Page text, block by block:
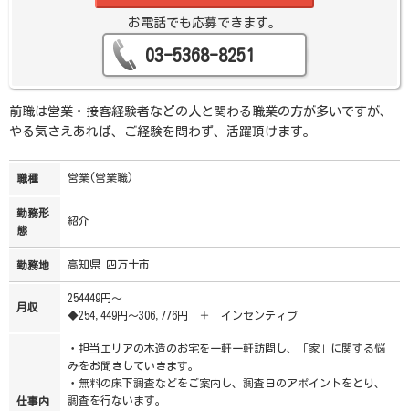
お電話でも応募できます。
03-5368-8251
前職は営業・接客経験者などの人と関わる職業の方が多いですが、
やる気さえあれば、ご経験を問わず、活躍頂けます。
職種 営業(営業職)
勤務形
態
紹介
勤務地 高知県 四万十市
月収
254449円～
◆254,449円～306,776円 ＋ インセンティブ
仕事内
・担当エリアの木造のお宅を一軒一軒訪問し、「家」に関する悩
みをお聞きしていきます。
・無料の床下調査などをご案内し、調査日のアポイントをとり、
調査を行ないます。